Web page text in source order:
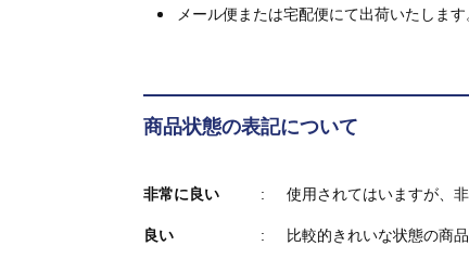
メール便または宅配便にて出荷いたします
商品状態の表記について
非常に良い 使用されてはいますが、
良い 比較的きれいな状態の商